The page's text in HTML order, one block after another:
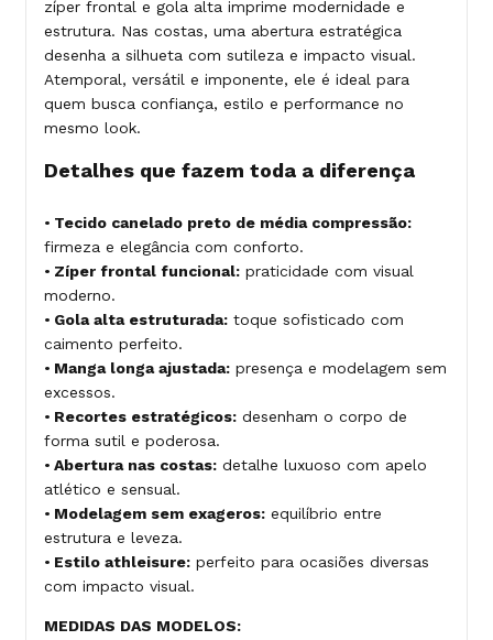
zíper frontal e gola alta imprime modernidade e
estrutura. Nas costas, uma abertura estratégica
desenha a silhueta com sutileza e impacto visual.
Atemporal, versátil e imponente, ele é ideal para
quem busca confiança, estilo e performance no
mesmo look.
Detalhes que fazem toda a diferença
• Tecido canelado preto de média compressão:
firmeza e elegância com conforto.
• Zíper frontal funcional: praticidade com visual
moderno.
• Gola alta estruturada: toque sofisticado com
caimento perfeito.
• Manga longa ajustada: presença e modelagem sem
excessos.
• Recortes estratégicos: desenham o corpo de
forma sutil e poderosa.
• Abertura nas costas: detalhe luxuoso com apelo
atlético e sensual.
• Modelagem sem exageros: equilíbrio entre
estrutura e leveza.
• Estilo athleisure: perfeito para ocasiões diversas
com impacto visual.
MEDIDAS DAS MODELOS: